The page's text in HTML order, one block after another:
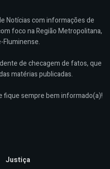
Notícias com informações de
foco na Região Metropolitana,
Fluminense.
de checagem de fatos, que
matérias publicadas.
fique sempre bem informado(a)!
Justiça